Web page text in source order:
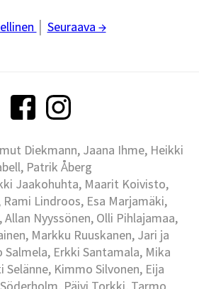
Seuraava →
Diekmann, Jaana Ihme, Heikki
Patrik Åberg
Jaakohuhta, Maarit Koivisto,
Lindroos, Esa Marjamäki,
Allan Nyyssönen, Olli Pihlajamaa,
Markku Ruuskanen, Jari ja
Salmela, Erkki Santamala, Mika
Kimmo Silvonen, Eija